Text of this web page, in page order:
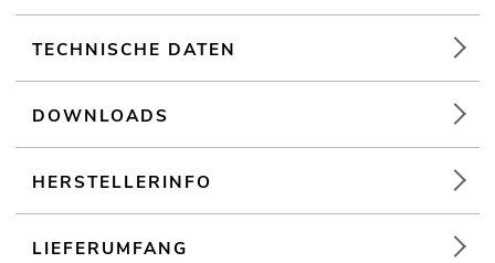
TECHNISCHE DATEN
DOWNLOADS
HERSTELLERINFO
LIEFERUMFANG